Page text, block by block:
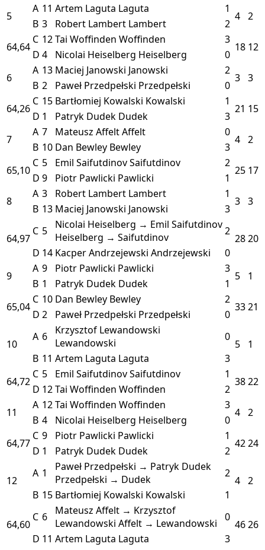
5
A 11 Artem Laguta Laguta 1
4 2
B 3 Robert Lambert Lambert
2
64,64
C 12Tai Woffinden Woffinden 3
18 12
D 4 Nicolai Heiselberg Heiselberg
0
6
A 13 Maciej Janowski Janowski 2
3 3
B 2 Paweł Przedpełski Przedpełski
0
64,26
C 15 Bartłomiej Kowalski Kowalski 1
21 15
D 1 Patryk Dudek Dudek
3
7
A 7 Mateusz AffeltAffelt 0
4 2
B 10 Dan Bewley Bewley
3
65,10
C 5 Emil SaifutdinovSaifutdinov 2
25 17
D 9 Piotr Pawlicki Pawlicki
1
8
A 3 Robert Lambert Lambert 1
3 3
B 13 Maciej Janowski Janowski 3
64,97
C 5
Nicolai Heiselberg → Emil Saifutdinov
Heiselberg → Saifutdinov
2
2820
D 14 Kacper Andrzejewski Andrzejewski
0
9
A 9 Piotr Pawlicki Pawlicki 3
5 1
B 1 Patryk Dudek Dudek
1
65,04
C 10 Dan Bewley Bewley 2
3321
D 2 Paweł Przedpełski Przedpełski 0
10
A 6
Krzysztof Lewandowski
Lewandowski
0
5
1
B 11 Artem Laguta Laguta
3
64,72
C 5 Emil SaifutdinovSaifutdinov 1
3822
D 12Tai Woffinden Woffinden
2
11
A 12Tai Woffinden Woffinden 3
4 2
B 4 Nicolai Heiselberg Heiselberg
0
64,77
C 9 Piotr Pawlicki Pawlicki 1
4224
D 1 Patryk Dudek Dudek 2
12
A 1
Paweł Przedpełski → Patryk Dudek
Przedpełski → Dudek
2
4 2
B 15 Bartłomiej Kowalski Kowalski 1
64,60
C 6
Mateusz Affelt → Krzysztof
Lewandowski Affelt → Lewandowski 0
4626
D 11 Artem Laguta Laguta
3